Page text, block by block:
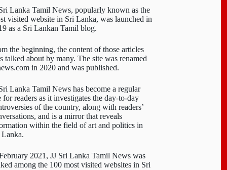
Lanka Tamil News, popularly known as the
visited website in Sri Lanka, was launched in
as a Sri Lankan Tamil blog.
the beginning, the content of those articles
talked about by many. The site was renamed
in 2020 and was published.
Lanka Tamil News has become a regular
for readers as it investigates the day-to-day
of the country, along with readers’
and is a mirror that reveals
within the field of art and politics in
Lanka.
2021, JJ Sri Lanka Tamil News was
among the 100 most visited websites in Sri